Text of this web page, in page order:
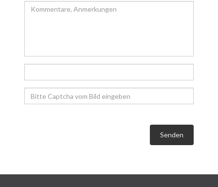
Senden